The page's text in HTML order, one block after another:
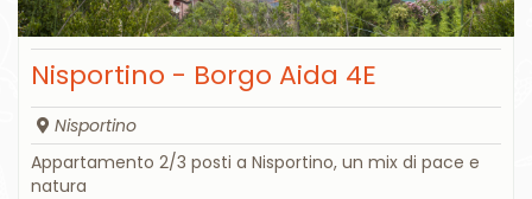
Nisportino - Borgo Aida 4E
Nisportino
Appartamento 2/3 posti a Nisportino, un mix di pace e
natura